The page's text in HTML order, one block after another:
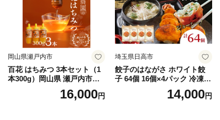
岡山県瀬戸内市
百花 はちみつ 3本セット（1
本300g）岡山県 瀬戸内市産
石黒農園 ヨーグルト パン 砂
糖の代わり 香り高い いい香
16,000円
埼玉県日高市
餃子のはながさ ホワイト餃
子 64個 16個×4パック 冷凍
中華 点心 B級グルメ ご当地
野菜 おつまみ おかず 簡単調
14,000円